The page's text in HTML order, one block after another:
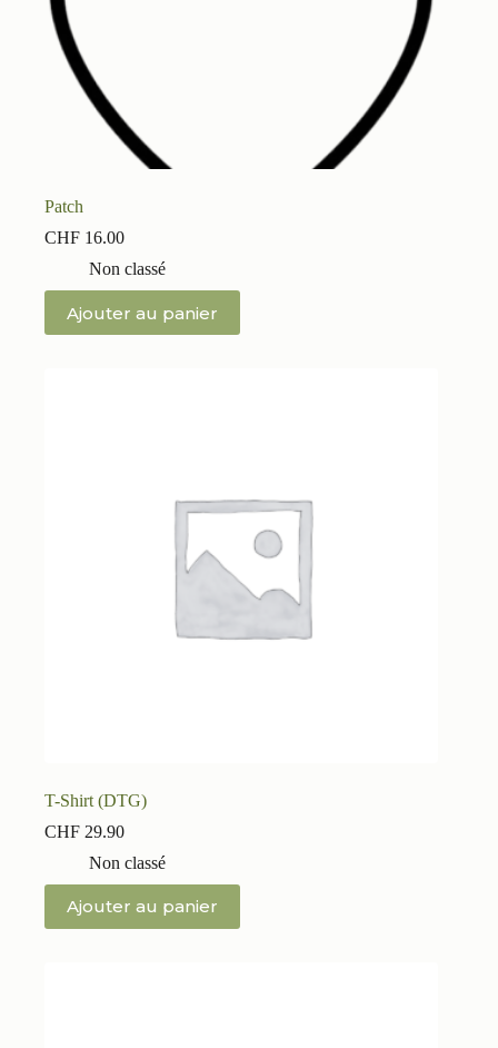
Patch
CHF 16.00
Non classé
Ajouter au panier
T-Shirt (DTG)
CHF 29.90
Non classé
Ajouter au panier